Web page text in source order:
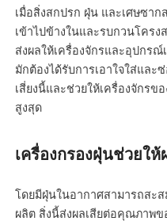
เมื่อสิ่งสกปรก ฝุ่น และเศษซา
เข้าไปข้างในและรบกวนโคร
ส่งผลให้เครื่องจักรและอุปกรณ์
มักต้องได้รับการเอาใจใส่แล
เสี่ยงนี้และช่วยให้เครื่องจักร
สูงสุด
เครื่องกรองฝุ่นช่วย
โดยมีฝุ่นในอากาศสามารถส
ผลิต สิ่งนี้ส่งผลเสียต่อคุณภาพ